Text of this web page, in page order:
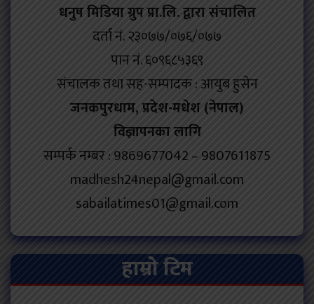
धनुष मिडिया ग्रुप प्रा.लि. द्वारा संचालित
दर्ता नं. २३०७७/०७६/०७७
पान नं. ६०९६८५३६९
संचालक तथा सह-सम्पादक : आयुब हुसेन
जनकपुरधाम, प्रदेश-मधेश (नेपाल)
विज्ञापनका लागि
सम्पर्क नम्बर : 9869677042 – 9807611875
madhesh24nepal@gmail.com
sabailatimes01@gmail.com
हाम्रो टिम